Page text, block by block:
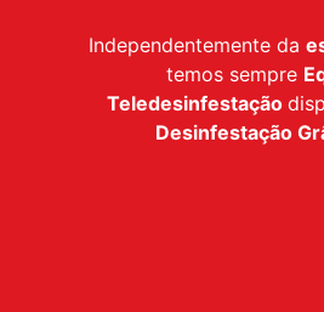
Independentemente da
temos sempre
Teledesinfestação
Desinfestação